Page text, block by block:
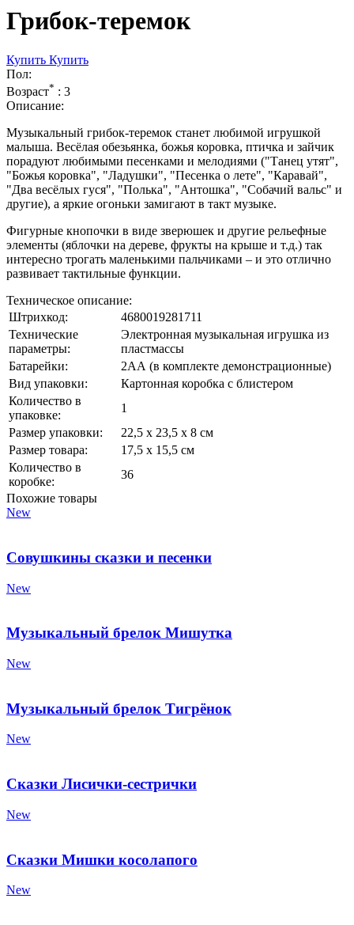
Грибок-теремок
Купить Купить
Пол:
Возраст* : 3
Описание:
Музыкальный грибок-теремок станет любимой игрушкой
малыша. Весёлая обезьянка, божья коровка, птичка и зайчик
порадуют любимыми песенками и мелодиями ("Танец утят",
"Божья коровка", "Ладушки", "Песенка о лете", "Каравай",
"Два весёлых гуся", "Полька", "Антошка", "Собачий вальс" и
другие), а яркие огоньки замигают в такт музыке.
Фигурные кнопочки в виде зверюшек и другие рельефные
элементы (яблочки на дереве, фрукты на крыше и т.д.) так
интересно трогать маленькими пальчиками – и это отлично
развивает тактильные функции.
Техническое описание:
Штрихкод:
4680019281711
Технические
параметры:
Электронная музыкальная игрушка из
пластмассы
Батарейки:
2АА (в комплекте демонстрационные)
Вид упаковки:
Картонная коробка с блистером
Количество в
упаковке:
1
Размер упаковки:
22,5 х 23,5 х 8 см
Размер товара:
17,5 х 15,5 см
Количество в
коробке:
36
Похожие товары
New
Совушкины сказки и песенки
New
Музыкальный брелок Мишутка
New
Музыкальный брелок Тигрёнок
New
Сказки Лисички-сестрички
New
Сказки Мишки косолапого
New